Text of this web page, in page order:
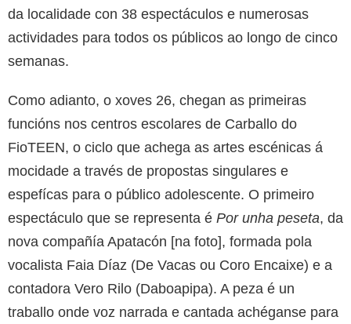
da localidade con 38 espectáculos e numerosas
actividades para todos os públicos ao longo de cinco
semanas.
Como adianto, o xoves 26, chegan as primeiras
funcións nos centros escolares de Carballo do
FioTEEN, o ciclo que achega as artes escénicas á
mocidade a través de propostas singulares e
espefícas para o público adolescente. O primeiro
espectáculo que se representa é Por unha peseta, da
nova compañía Apatacón [na foto], formada pola
vocalista Faia Díaz (De Vacas ou Coro Encaixe) e a
contadora Vero Rilo (Daboapipa). A peza é un
traballo onde voz narrada e cantada achéganse para